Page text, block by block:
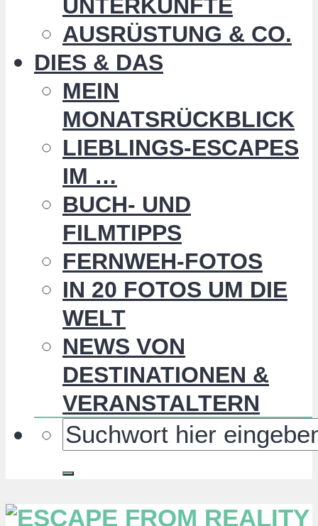
UNTERKÜNFTE
AUSRÜSTUNG & CO.
DIES & DAS
MEIN
MONATSRÜCKBLICK
LIEBLINGS-ESCAPES
IM …
BUCH- UND
FILMTIPPS
FERNWEH-FOTOS
IN 20 FOTOS UM DIE
WELT
NEWS VON
DESTINATIONEN &
VERANSTALTERN